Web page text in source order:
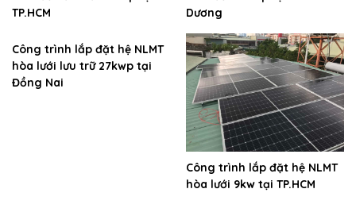
TP.HCM
Dương
Công trình lắp đặt hệ NLMT
hòa lưới lưu trữ 27kwp tại
Đồng Nai
Công trình lắp đặt hệ NLMT
hòa lưới 9kw tại TP.HCM